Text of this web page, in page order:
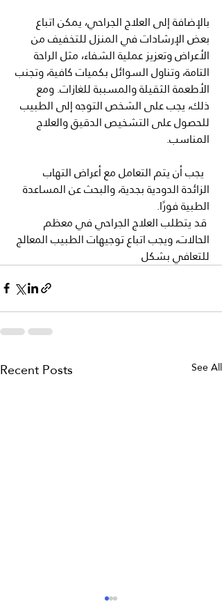
بالإضافة إلى العلاج الجراحي، يمكن اتباع
بعض الإرشادات في المنزل للتخفيف من
الأعراض وتعزيز عملية الشفاء، مثل الراحة
التامة، وتناول السوائل بكميات كافية، وتجنب
الأطعمة الثقيلة والمسببة للغازات. ومع
ذلك، يجب على الشخص التوجه إلى الطبيب
للحصول على التشخيص الدقيق والعلاج
المناسب.
يجب أن يتم التعامل مع أعراض التهاب
الزائدة الدودية بجدية، والبحث عن المساعدة
الطبية فورًا.
قد يتطلب العلاج الجراحي في معظم
الحالات، ويجب اتباع توجيهات الطبيب المعالج
للتعافي بشكل
Recent Posts See All